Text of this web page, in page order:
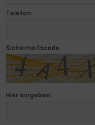
Telefon:
Sicherheitscode
Hier eingeben